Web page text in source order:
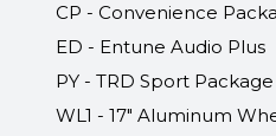
CP - Convenience
ED - Entune Audio Plus
PY - TRD Sport Package
WL1 - 17" Aluminum